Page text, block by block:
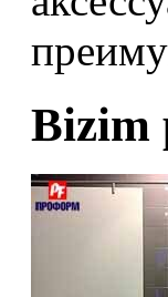
Bizim